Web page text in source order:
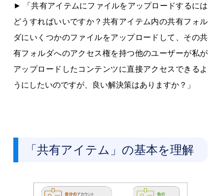
► 「共有アイテムにファイルをアップロードするには
どうすればいいですか？共有アイテム内の共有フォル
ダにいくつかのファイルをアップロードして、その共
有フォルダへのアクセス権を持つ他のユーザーが私が
アップロードしたコンテンツに直接アクセスできるよ
うにしたいのですが、良い解決策はありますか？」
「共有アイテム」の基本を理解